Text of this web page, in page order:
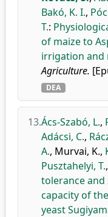
Bakó, K. I.,
T.:
of maize to
irrigation and
Agriculture.
DEA
13.Ács-Szabó, L.,
Adácsi, C.,
A., Murvai, K.,
Pusztahelyi, T.,
tolerance
capacity of
yeast